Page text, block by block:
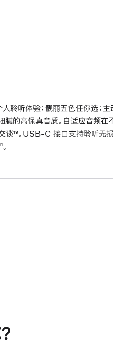
聆听体验；靓丽五色任你选；
的高保真音质。自适应音频在
谈脚
¹⁹。USB-C 接口支持聆听无
。